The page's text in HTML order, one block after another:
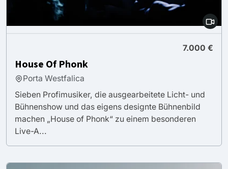
7.000 €
House Of Phonk
Porta Westfalica
Sieben Profimusiker, die ausgearbeitete Licht- und
Bühnenshow und das eigens designte Bühnenbild
machen „House of Phonk“ zu einem besonderen
Live-A...